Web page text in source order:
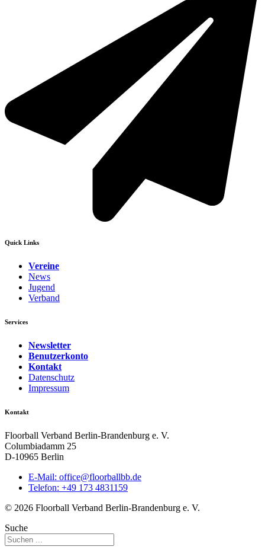
Quick Links
Vereine
News
Jugend
Verband
Services
Newsletter
Benutzerkonto
Kontakt
Datenschutz
Impressum
Kontakt
Floorball Verband Berlin-Brandenburg e. V.
Columbiadamm 25
D-10965 Berlin
E-Mail: ed.bbllabroolf@eciffo
Telefon: +49 173 4831159
© 2026 Floorball Verband Berlin-Brandenburg e. V.
Suche